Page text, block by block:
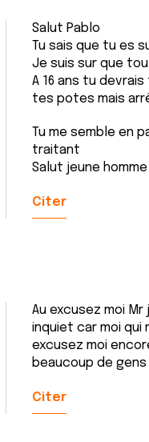
Salut Pablo
Tu sais que tu es
Je suis sur que
A 16 ans tu
tes potes mais
Tu me semble en
traitant
Salut jeune homme
Citer
Au excusez moi
inquiet car moi qui
excusez moi
beaucoup de
Citer